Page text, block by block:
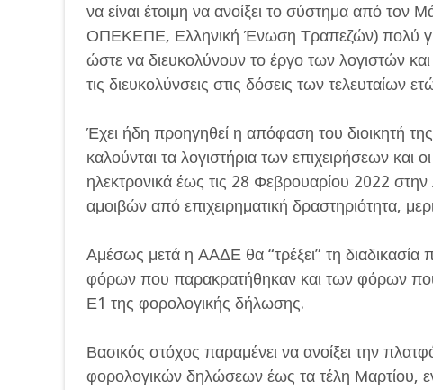
να είναι έτοιμη να ανοίξει το σύστημα από τον
ΟΠΕΚΕΠΕ, Ελληνική Ένωση Τραπεζών) πολύ
ώστε να διευκολύνουν το έργο των λογιστών
τις διευκολύνσεις στις δόσεις των τελευταίων
Έχει ήδη προηγηθεί η απόφαση του διοικητή
καλούνται τα λογιστήρια των επιχειρήσεων
ηλεκτρονικά έως τις 28 Φεβρουαρίου 2022
αμοιβών από επιχειρηματική δραστηριότητα,
Αμέσως μετά η ΑΑΔΕ θα “τρέξει” τη
φόρων που παρακρατήθηκαν και των φόρων
Ε1 της φορολογικής δήλωσης.
Βασικός στόχος παραμένει να ανοίξει την
φορολογικών δηλώσεων έως τα τέλη Μαρτίου,